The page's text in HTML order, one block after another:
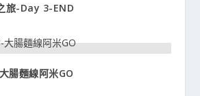
旅-Day 3-END
腸麵線阿米GO